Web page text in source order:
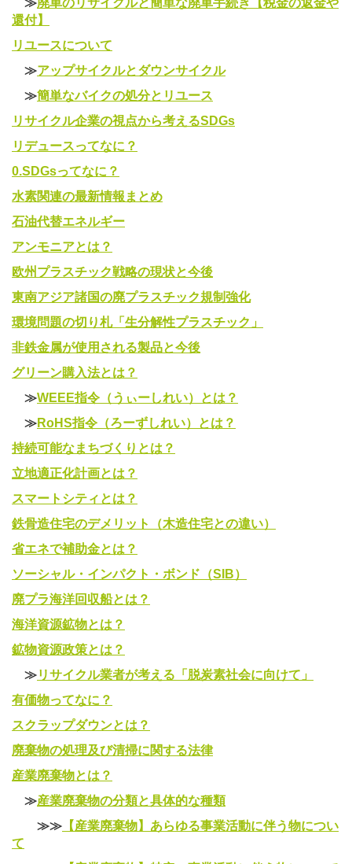
還付】
リユースについて
≫アップサイクルとダウンサイクル
≫簡単なバイクの処分とリユース
リサイクル企業の視点から考えるSDGs
リデュースってなに？
0.SDGsってなに？
水素関連の最新情報まとめ
石油代替エネルギー
アンモニアとは？
欧州プラスチック戦略の現状と今後
東南アジア諸国の廃プラスチック規制強化
環境問題の切り札「生分解性プラスチック」
非鉄金属が使用される製品と今後
グリーン購入法とは？
≫WEEE指令（うぃーしれい）とは？
≫RoHS指令（ろーずしれい）とは？
持続可能なまちづくりとは？
立地適正化計画とは？
スマートシティとは？
鉄骨造住宅のデメリット（木造住宅との違い）
省エネで補助金とは？
ソーシャル・インパクト・ボンド（SIB）
廃プラ海洋回収船とは？
海洋資源鉱物とは？
鉱物資源政策とは？
≫リサイクル業者が考える「脱炭素社会に向けて」
有価物ってなに？
スクラップダウンとは？
廃棄物の処理及び清掃に関する法律
産業廃棄物とは？
≫産業廃棄物の分類と具体的な種類
≫≫ 【産業廃棄物】あらゆる事業活動に伴う物につい
て